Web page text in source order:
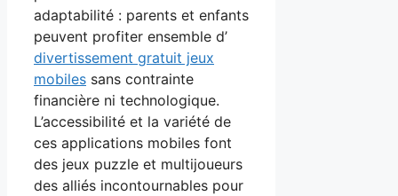
adaptabilité : parents et enfants
peuvent profiter ensemble d’
divertissement gratuit jeux
mobiles sans contrainte
financière ni technologique.
L’accessibilité et la variété de
ces applications mobiles font
des jeux puzzle et multijoueurs
des alliés incontournables pour